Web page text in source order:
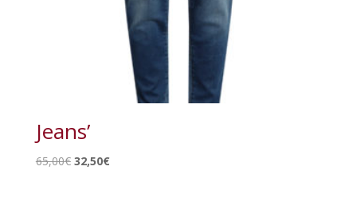
Jeans’
65,00€ Le
32,50€Le